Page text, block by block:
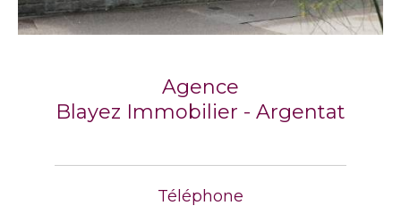
Agence
Blayez Immobilier - Argentat
Téléphone